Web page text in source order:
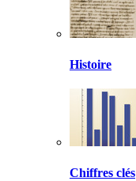
Histoire
Chiffres clés